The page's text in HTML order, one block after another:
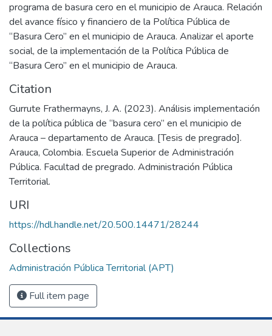
programa de basura cero en el municipio de Arauca. Relación
del avance físico y financiero de la Política Pública de
“Basura Cero” en el municipio de Arauca. Analizar el aporte
social, de la implementación de la Política Pública de
“Basura Cero” en el municipio de Arauca.
Citation
Gurrute Frathermayns, J. A. (2023). Análisis implementación
de la política pública de “basura cero” en el municipio de
Arauca – departamento de Arauca. [Tesis de pregrado].
Arauca, Colombia. Escuela Superior de Administración
Pública. Facultad de pregrado. Administración Pública
Territorial.
URI
https://hdl.handle.net/20.500.14471/28244
Collections
Administración Pública Territorial (APT)
Full item page